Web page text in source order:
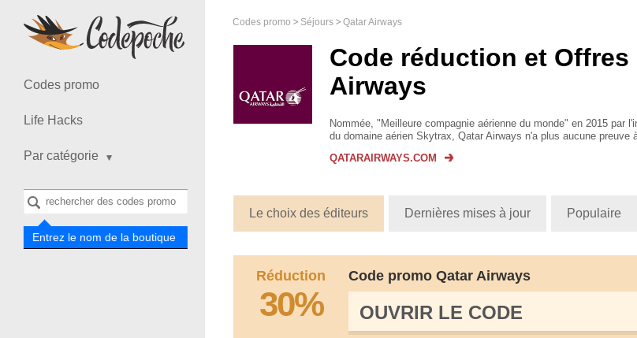
Codes promo
Life Hacks
Par catégorie
Entrez le nom de la boutique
Codes promo Séjours Qatar Airways
Code réduction et Offres
Airways
Nommée, "Meilleure compagnie aérienne du monde" en 2015 par
du domaine aérien Skytrax, Qatar Airways n'a plus aucune preuve
QATARAIRWAYS.COM
Le choix des éditeurs Dernières mises à jour Populaire
Réduction
30%
Code promo Qatar Airways
OUVRIR LE СODE